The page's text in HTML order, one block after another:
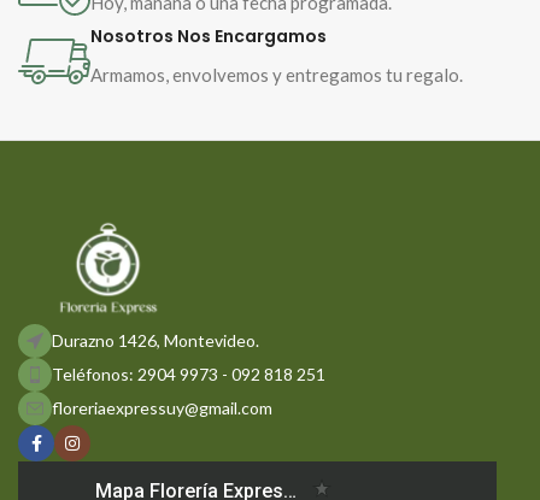
espiritual. Juntas, forman un
mensaje de luz, aprecio y
esperanza.
Nosotros Nos Encargamos
Armamos, envolvemos y entregamos tu regalo.
Durazno 1426, Montevideo.
Teléfonos: 2904 9973 - 092 818 251
floreriaexpressuy@gmail.com